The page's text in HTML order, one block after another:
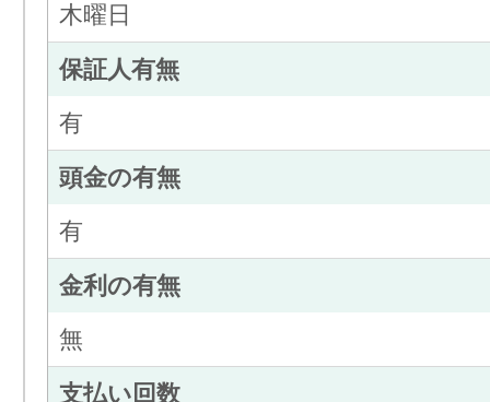
木曜日
保証人有無
有
頭金の有無
有
金利の有無
無
支払い回数